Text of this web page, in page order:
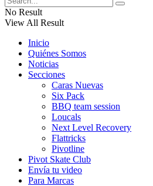
No Result
View All Result
Inicio
Quiénes Somos
Noticias
Secciones
Caras Nuevas
Six Pack
BBQ team session
Loucals
Next Level Recovery
Flattricks
Pivotline
Pivot Skate Club
Envía tu video
Para Marcas